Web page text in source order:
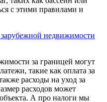
с этими правилами и
недвижимости
за границей могут
такие как оплата за
расходы на уход за
расходов может
объекта. А про налоги мы